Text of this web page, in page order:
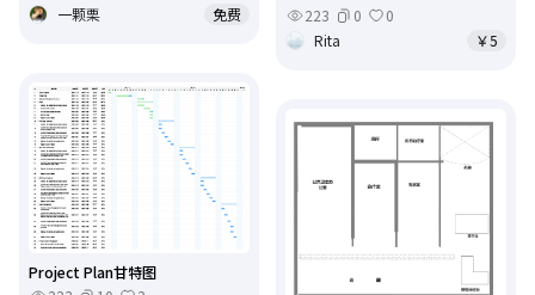
223
0
0
Rita
￥5
一颗栗
免费
Project Plan甘特图